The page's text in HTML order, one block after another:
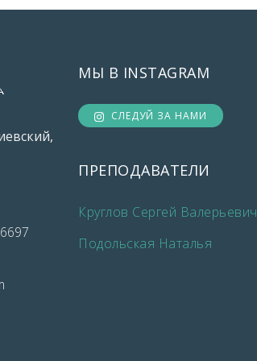
МЫ В INSTAGRAM
СЛЕДУЙ ЗА НАМИ
ПРЕПОДАВАТЕЛИ
Круглов Сергей Валерьевич
Подольская Наталья